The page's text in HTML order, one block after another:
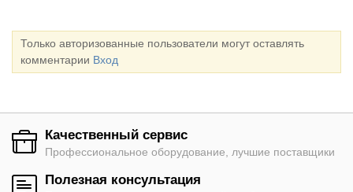
Только авторизованные пользователи могут оставлять
комментарии Вход
Качественный сервис
Профессиональное оборудование, лучшие поставщики
Полезная консультация